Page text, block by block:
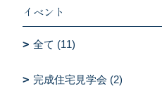
イベント
全て (11)
完成住宅見学会 (2)